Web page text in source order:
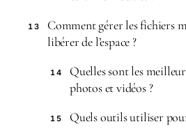
13
Comment gérer les fichiers
libérer de l’espace ?
14
Quelles sont les
photos et vidéos ?
15 Quels outils utiliser